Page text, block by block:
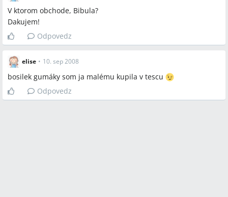
V ktorom obchode, Bibula?
Dakujem!
Odpovedz
elise • 10. sep 2008
bosilek gumáky som ja malému kupila v tescu
Odpovedz